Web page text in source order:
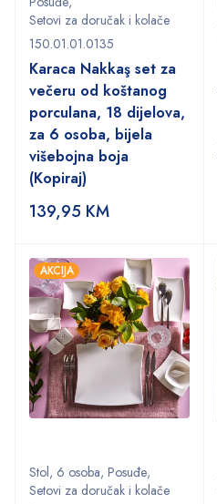
Setovi za doručak i kolače
150.01.01.0135
Karaca Nakkaş set za
večeru od koštanog
porculana, 18 dijelova,
za 6 osoba, bijela
višebojna boja
(Kopiraj)
139,95 KM
AKCIJA
Stol, 6 osoba, Posuđe,
Setovi za doručak i kolače